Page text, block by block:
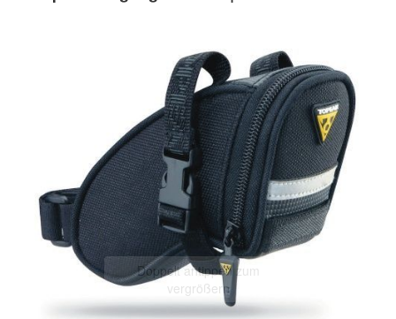
Doppelt antippen zum
vergrößern